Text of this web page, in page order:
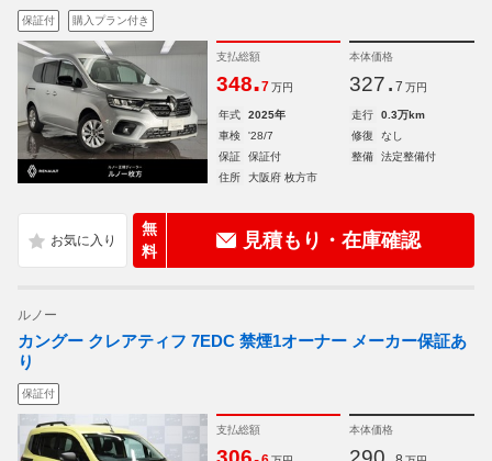
保証付 購入プラン付き
支払総額
348.7 万円
本体価格
327. 7 万円
年式 2025年 走行
0.3万km
車検
'28/7 修復
なし
保証
保証付 整備
法定整備付
住所
大阪府 枚方市
無
料
見積もり・在庫確認
ルノー
カングー クレアティフ 7EDC 禁煙1オーナー メーカー保証あ
り
保証付
支払総額 本体価格